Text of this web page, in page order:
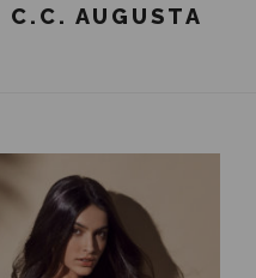
C.C. AUGUSTA